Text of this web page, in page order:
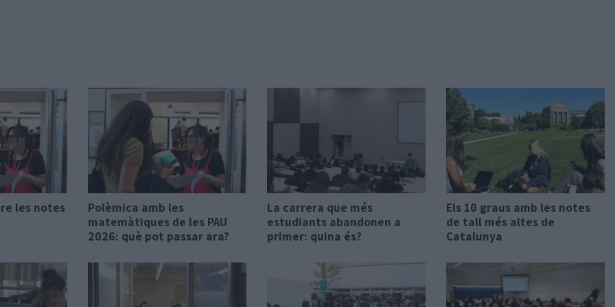
les notes
Polèmica amb les
matemàtiques de les PAU
2026: què pot passar ara?
La carrera que més
estudiants abandonen a
primer: quina és?
Els 10 graus amb les notes
de tall més altes de
Catalunya